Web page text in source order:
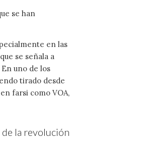
se han
en las
se señala a
uno de los
tirado desde
farsi como VOA,
la revolución